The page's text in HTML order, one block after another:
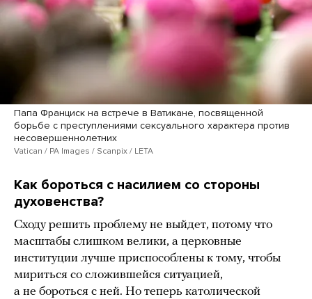
Папа Франциск на встрече в Ватикане, посвященной
борьбе с преступлениями сексуального характера против
несовершеннолетних
Vatican / PA Images / Scanpix / LETA
Как бороться с насилием со стороны
духовенства?
Сходу решить проблему не выйдет, потому что
масштабы слишком велики, а церковные
институции лучше приспособлены к тому, чтобы
мириться со сложившейся ситуацией,
а не бороться с ней. Но теперь католической